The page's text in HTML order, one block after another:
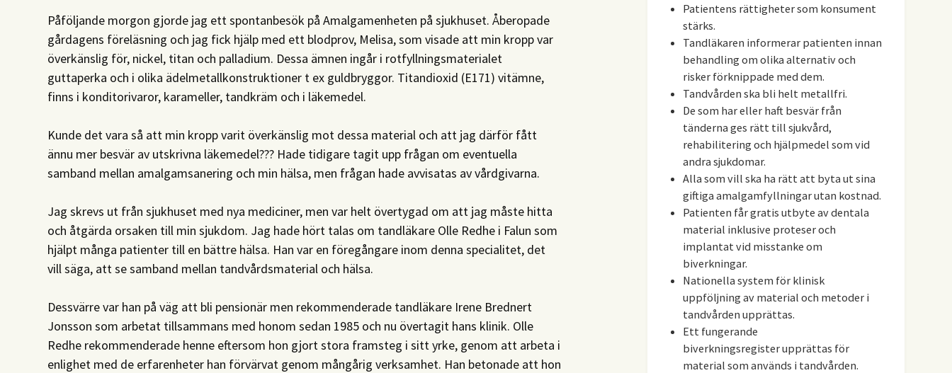
Påföljande morgon gjorde jag ett spontanbesök på Amalgamenheten på sjukhuset. Åberopade
gårdagens föreläsning och jag fick hjälp med ett blodprov, Melisa, som visade att min kropp var
överkänslig för, nickel, titan och palladium. Dessa ämnen ingår i rotfyllningsmaterialet
guttaperka och i olika ädelmetallkonstruktioner t ex guldbryggor. Titandioxid (E171) vitämne,
finns i konditorivaror, karameller, tandkräm och i läkemedel.
Kunde det vara så att min kropp varit överkänslig mot dessa material och att jag därför fått
ännu mer besvär av utskrivna läkemedel??? Hade tidigare tagit upp frågan om eventuella
samband mellan amalgamsanering och min hälsa, men frågan hade avvisatas av vårdgivarna.
Jag skrevs ut från sjukhuset med nya mediciner, men var helt övertygad om att jag måste hitta
och åtgärda orsaken till min sjukdom. Jag hade hört talas om tandläkare Olle Redhe i Falun som
hjälpt många patienter till en bättre hälsa. Han var en föregångare inom denna specialitet, det
vill säga, att se samband mellan tandvårdsmaterial och hälsa.
Dessvärre var han på väg att bli pensionär men rekommenderade tandläkare Irene Brednert
Jonsson som arbetat tillsammans med honom sedan 1985 och nu övertagit hans klinik. Olle
Redhe rekommenderade henne eftersom hon gjort stora framsteg i sitt yrke, genom att arbeta i
enlighet med de erfarenheter han förvärvat genom mångårig verksamhet. Han betonade att hon
Patientens rättigheter som konsument
stärks.
Tandläkaren informerar patienten innan
behandling om olika alternativ och
risker förknippade med dem.
Tandvården ska bli helt metallfri.
De som har eller haft besvär från
tänderna ges rätt till sjukvård,
rehabilitering och hjälpmedel som vid
andra sjukdomar.
Alla som vill ska ha rätt att byta ut sina
giftiga amalgamfyllningar utan kostnad.
Patienten får gratis utbyte av dentala
material inklusive proteser och
implantat vid misstanke om
biverkningar.
Nationella system för klinisk
uppföljning av material och metoder i
tandvården upprättas.
Ett fungerande
biverkningsregister upprättas för
material som används i tandvården.